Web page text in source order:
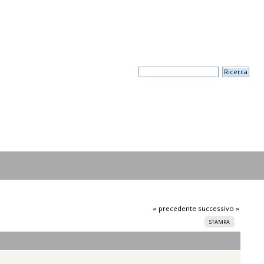
« precedente successivo »
STAMPA